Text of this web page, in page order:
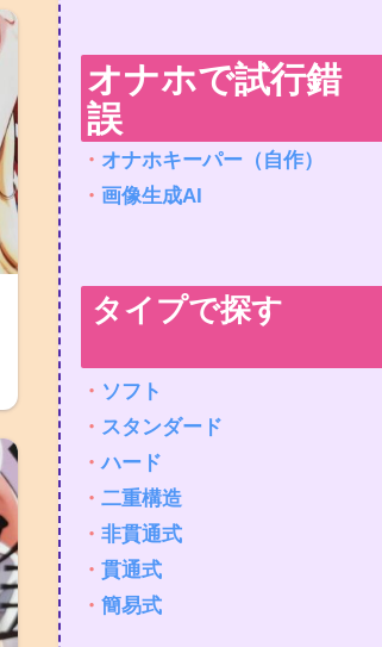
オナホで試行錯
誤
・ オナホキーパー（自作）
・ 画像生成AI
タイプで探す
・ ソフト
・ スタンダード
・ハード
・ 二重構造
・ 非貫通式
・ 貫通式
・ 簡易式